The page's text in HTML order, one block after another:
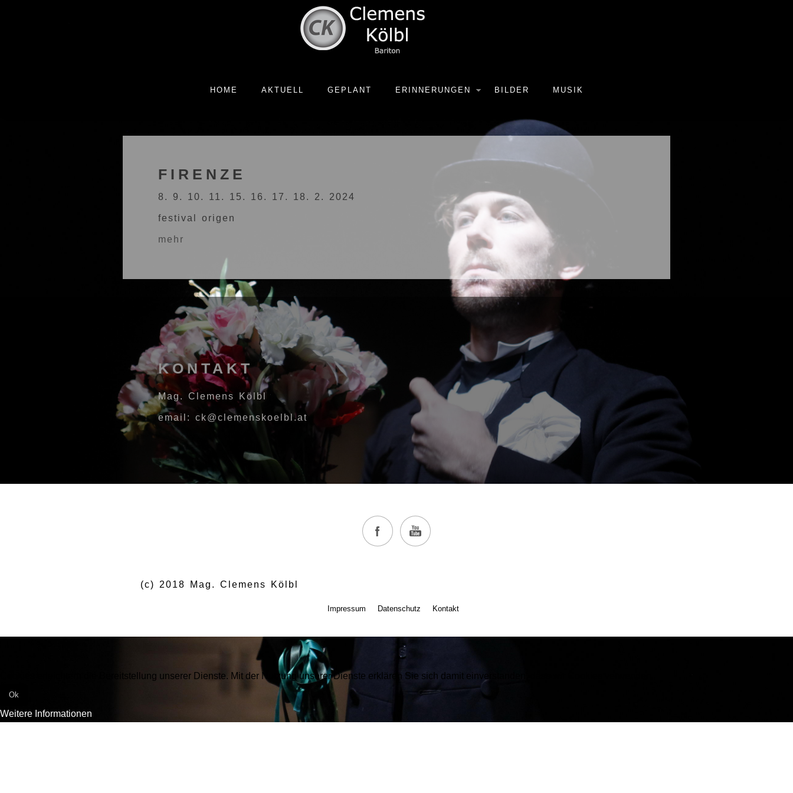
HOME AKTUELL GEPLANT ERINNERUNGEN BILDER MUSIK
FIRENZE
8. 9. 10. 11. 15. 16. 17. 18. 2. 2024
festival origen
mehr
KONTAKT
Mag. Clemens Kölbl
email: ck@clemenskoelbl.at
(c) 2018 Mag. Clemens Kölbl
Impressum Datenschutz Kontakt
Cookies erleichtern die Bereitstellung unserer Dienste. Mit der Nutzung unserer Dienste erklären Sie sich damit einverstanden, dass wir Cookies verwenden.
Ok
Weitere Informationen